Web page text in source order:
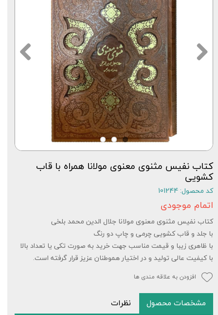
کتاب نفیس مثنوی معنوی مولانا همراه با قاب
کشویی
کد محصول: 101244
اتمام موجودی
کتاب نفیس مثنوی معنوی مولانا جلال الدین محمد بلخی
با جلد و قاب کشویی چرمی و چاپ دو رنگ
با ظاهری زیبا و قیمت مناسب جهت خرید به صورت تکی یا تعداد بالا
با کیفیت عالی تولید و در اختیار هموطنان عزیز قرار گرفته است.
افزودن به علاقه مندی ها
مشخصات محصول نظرات